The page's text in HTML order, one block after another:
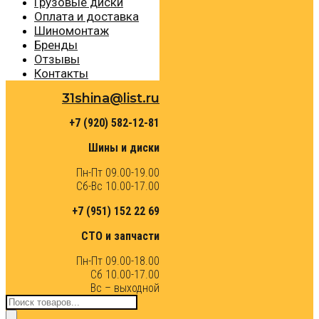
Оплата и доставка
Шиномонтаж
Бренды
Отзывы
Контакты
31shina@list.ru
+7 (920) 582-12-81
Шины и диски
Пн-Пт 09.00-19.00
Сб-Вс 10.00-17.00
+7 (951) 152 22 69
СТО и запчасти
Пн-Пт 09.00-18.00
Сб 10.00-17.00
Вс – выходной
Поиск
товаров